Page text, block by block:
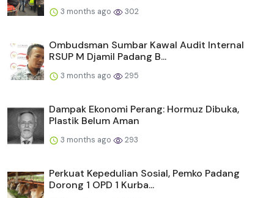
3 months ago 302
Ombudsman Sumbar Kawal Audit Internal
RSUP M Djamil Padang B...
3 months ago 295
Dampak Ekonomi Perang: Hormuz Dibuka,
Plastik Belum Aman
3 months ago 293
Perkuat Kepedulian Sosial, Pemko Padang
Dorong 1 OPD 1 Kurba...